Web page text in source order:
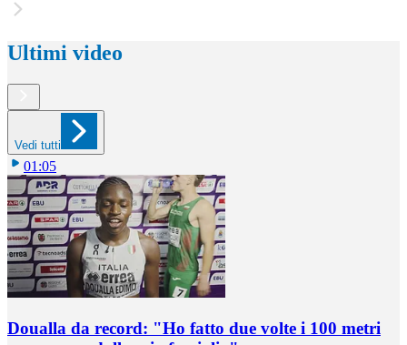
Ultimi video
Vedi tutti
01:05
Doualla da record: "Ho fatto due volte i 100 metri